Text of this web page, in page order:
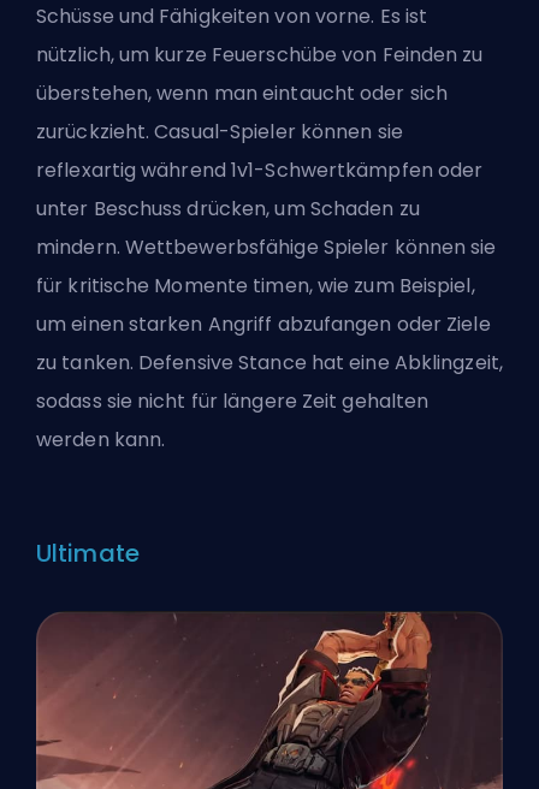
Schüsse und Fähigkeiten von vorne. Es ist
nützlich, um kurze Feuerschübe von Feinden zu
überstehen, wenn man eintaucht oder sich
zurückzieht. Casual-Spieler können sie
reflexartig während 1v1-Schwertkämpfen oder
unter Beschuss drücken, um Schaden zu
mindern. Wettbewerbsfähige Spieler können sie
für kritische Momente timen, wie zum Beispiel,
um einen starken Angriff abzufangen oder Ziele
zu tanken. Defensive Stance hat eine Abklingzeit,
sodass sie nicht für längere Zeit gehalten
werden kann.
Ultimate